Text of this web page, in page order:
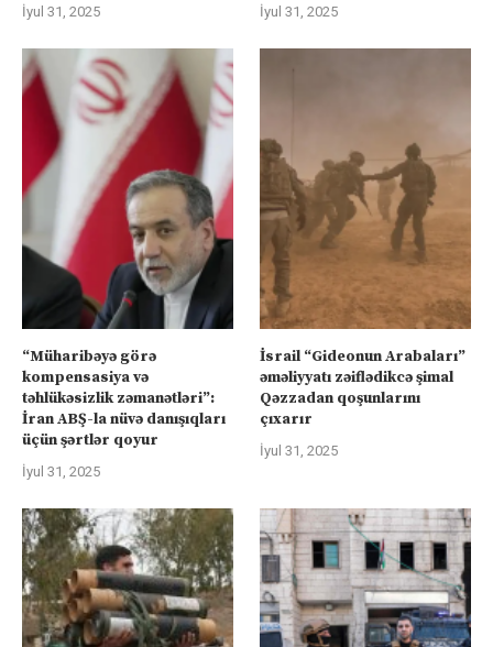
İyul 31, 2025 İyul 31, 2025
“Müharibəyə görə
kompensasiya və
təhlükəsizlik zəmanətləri”:
İran ABŞ-la nüvə danışıqları
üçün şərtlər qoyur
İyul 31, 2025
İsrail “Gideonun Arabaları”
əməliyyatı zəiflədikcə şimal
Qəzzadan qoşunlarını
çıxarır
İyul 31, 2025